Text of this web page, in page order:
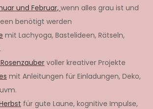
und Februar, wenn alles grau ist und
benötigt werden
mit Lachyoga, Bastelideen, Rätseln,
voller kreativer Projekte
mit Anleitungen für Einladungen, Deko,
für gute Laune, kognitive Impulse,